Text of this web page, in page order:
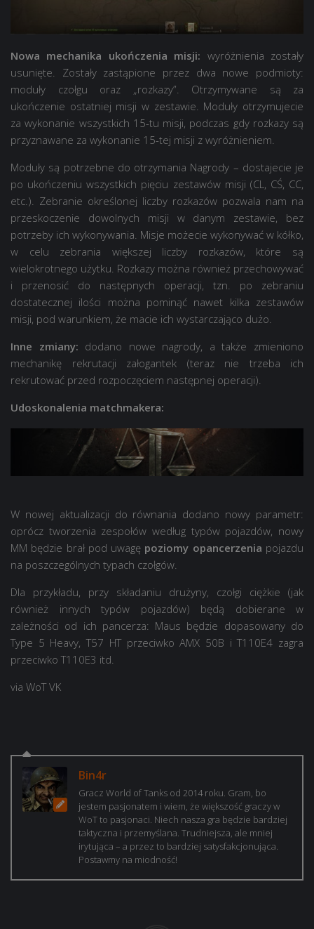
Nowa mechanika ukończenia misji: wyróżnienia zostały
usunięte. Zostały zastąpione przez dwa nowe podmioty:
moduły czołgu oraz „rozkazy”. Otrzymywane są za
ukończenie ostatniej misji w zestawie. Moduły otrzymujecie
za wykonanie wszystkich 15-tu misji, podczas gdy rozkazy są
przyznawane za wykonanie 15-tej misji z wyróżnieniem.
Moduły są potrzebne do otrzymania Nagrody – dostajecie je
po ukończeniu wszystkich pięciu zestawów misji (CL, CŚ, CC,
etc.). Zebranie określonej liczby rozkazów pozwala nam na
przeskoczenie dowolnych misji w danym zestawie, bez
potrzeby ich wykonywania. Misje możecie wykonywać w kółko,
w celu zebrania większej liczby rozkazów, które są
wielokrotnego użytku. Rozkazy można również przechowywać
i przenosić do następnych operacji, tzn. po zebraniu
dostatecznej ilości można pominąć nawet kilka zestawów
misji, pod warunkiem, że macie ich wystarczająco dużo.
Inne zmiany: dodano nowe nagrody, a także zmieniono
mechanikę rekrutacji załogantek (teraz nie trzeba ich
rekrutować przed rozpoczęciem następnej operacji).
Udoskonalenia matchmakera:
W nowej aktualizacji do równania dodano nowy parametr:
oprócz tworzenia zespołów według typów pojazdów, nowy
MM będzie brał pod uwagę poziomy opancerzenia pojazdu
na poszczególnych typach czołgów.
Dla przykładu, przy składaniu drużyny, czołgi ciężkie (jak
również innych typów pojazdów) będą dobierane w
zależności od ich pancerza: Maus będzie dopasowany do
Type 5 Heavy, T57 HT przeciwko AMX 50B i T110E4 zagra
przeciwko T110E3 itd.
via WoT VK
Bin4r
Gracz World of Tanks od 2014 roku. Gram, bo
jestem pasjonatem i wiem, że większość graczy w
WoT to pasjonaci. Niech nasza gra będzie bardziej
taktyczna i przemyślana. Trudniejsza, ale mniej
irytująca – a przez to bardziej satysfakcjonująca.
Postawmy na miodność!